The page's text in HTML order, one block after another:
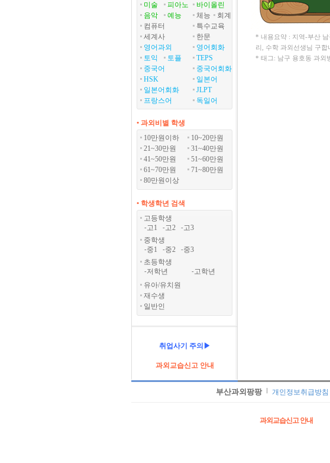
미술
피아노
바이올린
음악
예능 체능
회계
컴퓨터
특수교육
세계사
한문
영어과외
영어회화
토익
토플
TEPS
중국어
중국어회화
HSK
일본어
일본어회화
JLPT
프랑스어
독일어
• 과외비별 학생
10만원이하
10~20만원
21~30만원
31~40만원
41~50만원
51~60만원
61~70만원
71~80만원
80만원이상
• 학생학년 검색
고등학생
-고1 -고2 -고3
중학생
-중1 -중2 -중3
초등학생
-저학년 -고학년
유아/유치원
재수생
일반인
취업사기 주의▶
과외교습신고 안내
* 내용요약 : 지역-부산
리, 수학 과외선생님 구합
* 태그: 남구 용호동 과외
부산과외팡팡 개인정보취급방침
과외교습신고 안내